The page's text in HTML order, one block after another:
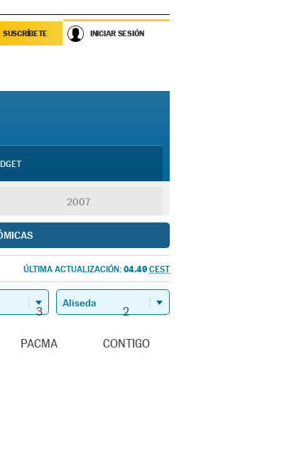
SUSCRÍBETE INICIAR SESIÓN
2007
ÚLTIMA ACTUALIZACIÓN: 04.49 CEST
PACMA CONTIGO
3 2